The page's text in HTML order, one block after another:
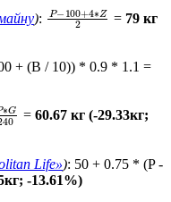
): P− 100 +4∗ 2
= 79 кг
+ (B / 10)) * 0.9 * 1.1 =
∗G 240
=60.67 кг (-29.33кг;
Life»): 50 + 0.75 * (P -
-13.61%)